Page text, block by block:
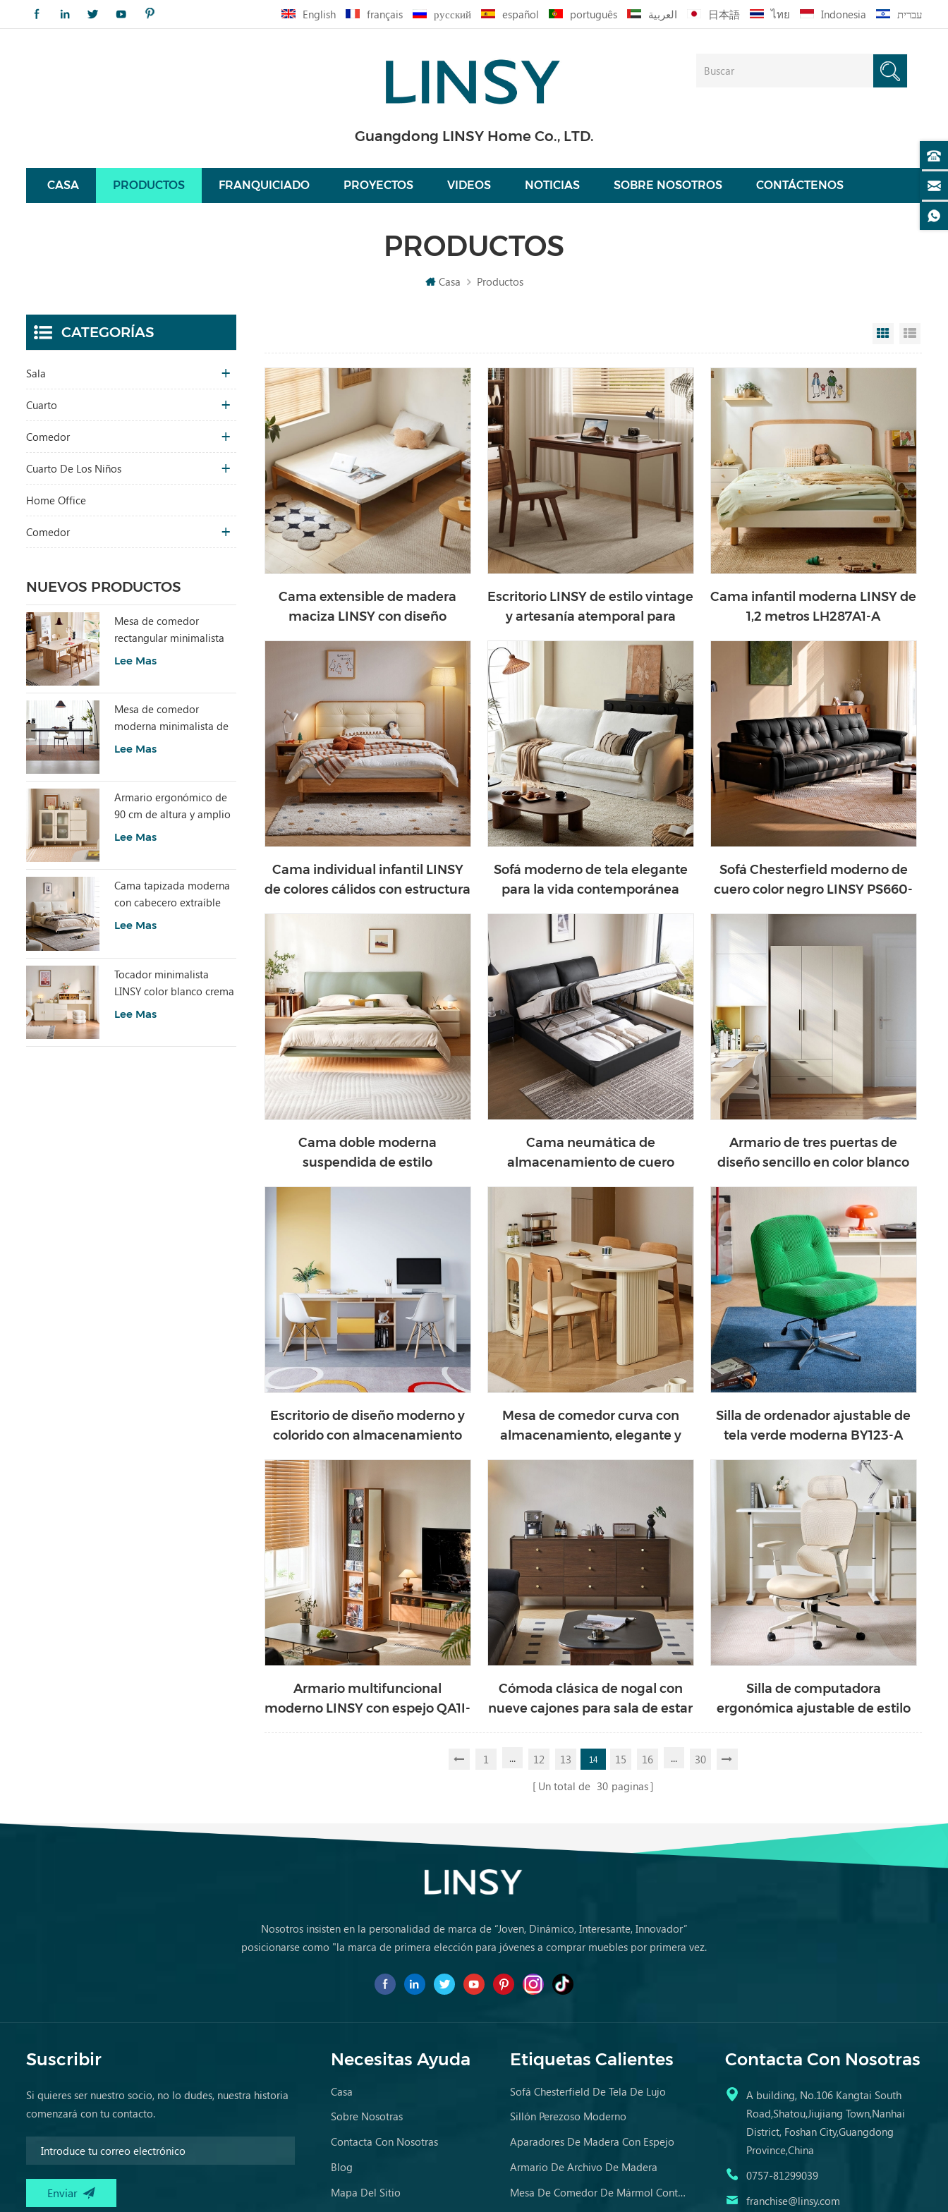
English français русский español português العربية 日本語 ไทย Indonesia עברית
Guangdong LINSY Home Co., LTD.
CASA PRODUCTOS FRANQUICIADO PROYECTOS VIDEOS NOTICIAS SOBRE NOSOTROS CONTÁCTENOS
PRODUCTOS
Casa Productos
Grid View
Cama extensible de madera
maciza LINSY con diseño
Escritorio LINSY de estilo vintage
y artesanía atemporal para
Cama infantil moderna LINSY de
1,2 metros LH287A1-A
Cama individual infantil LINSY
de colores cálidos con estructura
Sofá moderno de tela elegante
para la vida contemporánea
Sofá Chesterfield moderno de
cuero color negro LINSY PS660-
Cama doble moderna
suspendida de estilo
Cama neumática de
almacenamiento de cuero
hotelero PC109-A
Armario de tres puertas de
diseño sencillo en color blanco
Escritorio de diseño moderno y
colorido con almacenamiento
Mesa de comedor curva con
almacenamiento, elegante y
Silla de ordenador ajustable de
tela verde moderna BY123-A
Armario multifuncional
moderno LINSY con espejo QA1I-
Cómoda clásica de nogal con
nueve cajones para sala de estar
Silla de computadora
ergonómica ajustable de estilo
1 ... 12 13 14 15 16 ...
30
Un total de 30 paginas
CATEGORÍAS
Sala
Cuarto
Comedor
Cuarto De Los Niños
Home Office
Comedor
NUEVOS PRODUCTOS
Mesa de comedor
rectangular minimalista
con piedra sinterizada
Lee Mas
Mesa de comedor
moderna minimalista de
losa de piedra gris con
Lee Mas
Armario ergonómico de
90 cm de altura y amplio
espacio de
Lee Mas
Cama tapizada moderna
con cabecero extraíble
BC663-A
Lee Mas
Tocador minimalista
LINSY color blanco crema
con armario UD6C-A
Lee Mas
Nosotros insisten en la personalidad de marca de “Joven, Dinámico, Interesante, Innovador”
posicionarse como "la marca de primera elección para jóvenes a comprar muebles por primera vez.
Suscribir
Si quieres ser nuestro socio, no lo dudes, nuestra historia
comenzará con tu contacto.
Necesitas Ayuda
Casa
Sobre Nosotras
Contacta Con Nosotras
Blog
Mapa Del Sitio
Etiquetas Calientes
Sofá Chesterfield De Tela De Lujo
Sillón Perezoso Moderno
Aparadores De Madera Con Espejo
Armario De Archivo De Madera
Mesa De Comedor De Mármol Contemporánea
Contacta Con Nosotras
A building, No.106 Kangtai South
Road,Shatou,Jiujiang Town,Nanhai
District, Foshan City,Guangdong
Province,China
0757-81299039
franchise@linsy.com